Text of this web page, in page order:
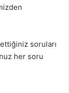
soruları
her soru